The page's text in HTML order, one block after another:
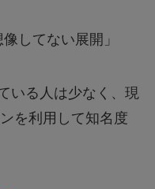
してない展開」
いる人は少なく、現
を利用して知名度